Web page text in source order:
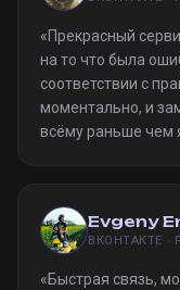
«Прекрасный
на то что была
соответствии с
моментально, и
всёму раньше чем
Evgeny
ВКОНТАКТЕ ·
«Быстрая связь,